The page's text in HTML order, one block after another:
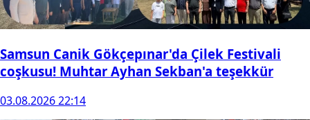
Samsun Canik Gökçepınar'da Çilek Festivali
coşkusu! Muhtar Ayhan Sekban'a teşekkür
03.08.2026 22:14